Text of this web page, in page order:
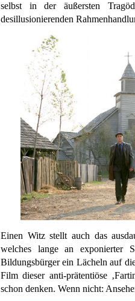
selbst in der äußersten
desillusionierenden
Einen Witz stellt auch das
welches lange an
Bildungsbürger ein Lächeln auf
Film dieser anti-prätentiöse
schon denken. Wenn nicht: